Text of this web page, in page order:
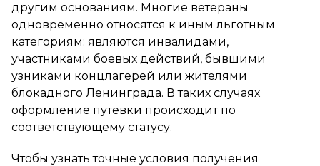
другим основаниям. Многие ветераны
одновременно относятся к иным льготным
категориям: являются инвалидами,
участниками боевых действий, бывшими
узниками концлагерей или жителями
блокадного Ленинграда. В таких случаях
оформление путевки происходит по
соответствующему статусу.
Чтобы узнать точные условия получения